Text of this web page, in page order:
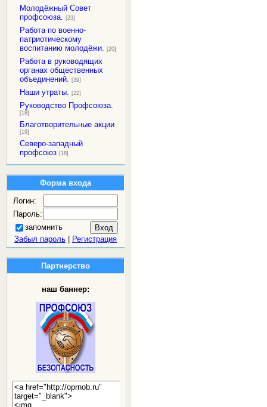
Молодёжный Совет
профсоюза. [23]
Работа по военно-
патриотическому
воспитанию молодёжи. [20]
Работа в руководящих
органах общественных
объединений. [39]
Наши утраты. [22]
Руководство Профсоюза.
[18]
Благотворительные акции
[19]
Северо-западный
профсоюз [18]
Форма входа
Логин:
Пароль:
запомнить
Забыл пароль| Регистрация
Партнерство
наш баннер: